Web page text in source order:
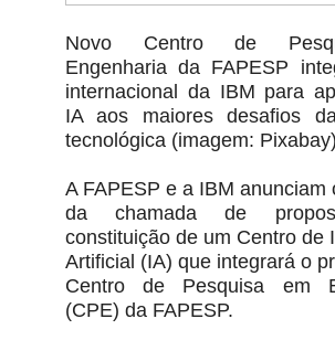
Novo Centro de
Engenharia da FAPESP
internacional da IBM para
IA aos maiores desafios
tecnológica (imagem: Pixabay)
A FAPESP e a IBM anunciam
da chamada de
constituição de um Centro de
Artificial (IA) que integrará o
Centro de Pesquisa em
(CPE) da FAPESP.